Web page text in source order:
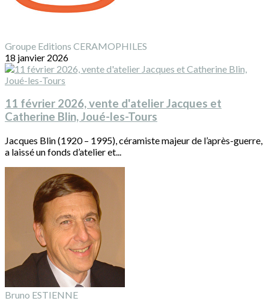
Groupe Editions CERAMOPHILES
18 janvier 2026
11 février 2026, vente d'atelier Jacques et
Catherine Blin, Joué-les-Tours
Jacques Blin (1920 – 1995), céramiste majeur de l’après-guerre,
a laissé un fonds d’atelier et...
Bruno ESTIENNE